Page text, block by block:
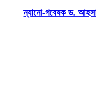
ন্যানো-গবেষক ড.